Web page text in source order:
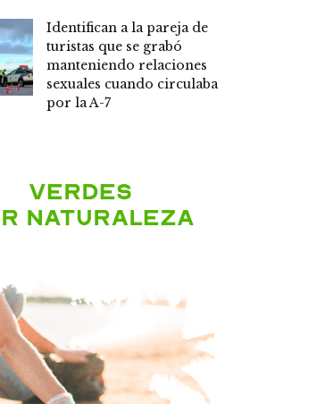
Identifican a la pareja de
turistas que se grabó
manteniendo relaciones
sexuales cuando circulaba
por la A-7